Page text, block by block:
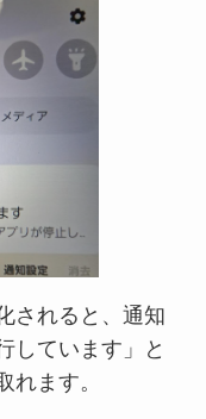
されると、通知
しています」と
れます。